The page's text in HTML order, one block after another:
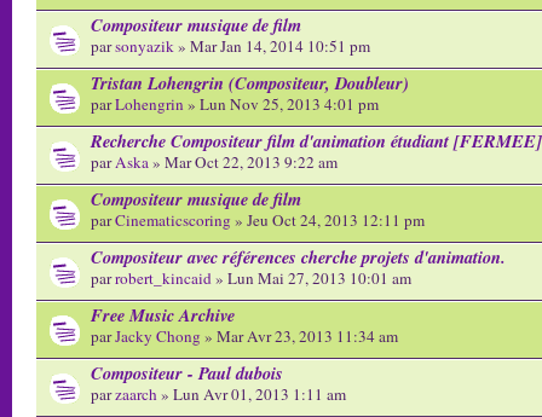
Compositeur musique de film
parsonyazik» Mar Jan 14, 2014 10:51 pm
Tristan Lohengrin (Compositeur, Doubleur)
parLohengrin » Lun Nov 25, 2013 4:01 pm
Recherche Compositeur film d'animation étudiant [FERMEE]
parAska» Mar Oct 22, 2013 9:22 am
Compositeur musique de film
parCinematicscoring » Jeu Oct 24, 2013 12:11 pm
Compositeur avec références cherche projets d'animation.
parrobert_kincaid» Lun Mai 27, 2013 10:01 am
Free Music Archive
parJacky Chong » Mar Avr 23, 2013 11:34 am
Compositeur - Paul dubois
parzaarch» Lun Avr 01, 2013 1:11 am